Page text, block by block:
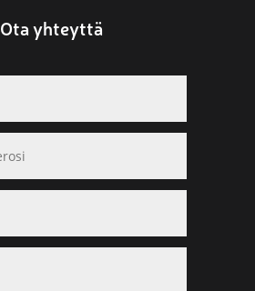
Ota yhteyttä